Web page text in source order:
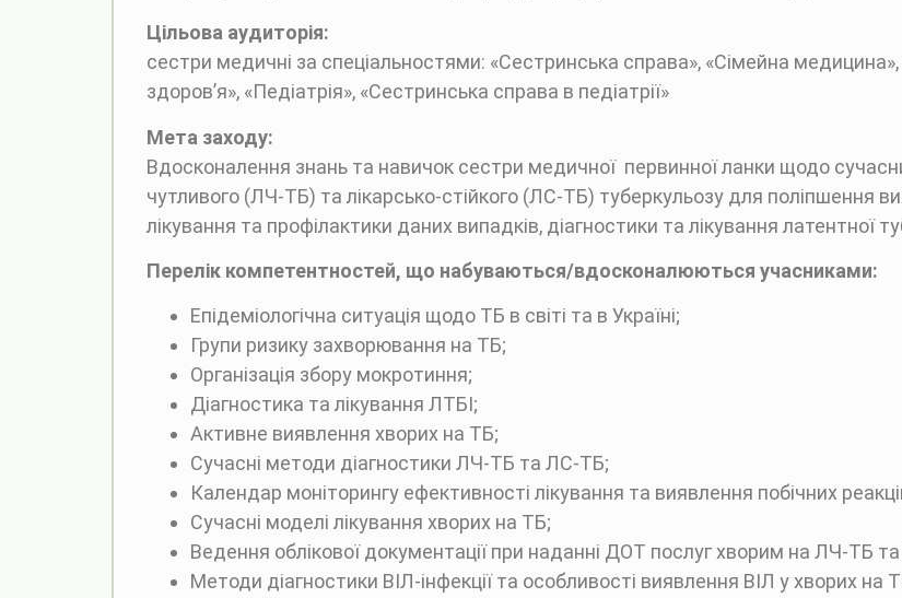
Цільова аудиторія:
сестри медичні за спеціальностями: «Сестринська справа», «Сімейна медицина»,
здоров’я», «Педіатрія», «Сестринська справа в педіатрії»
Мета заходу:
Вдосконалення знань та навичок сестри медичної первинної ланки щодо
чутливого (ЛЧ-ТБ) та лікарсько-стійкого (ЛС-ТБ) туберкульозу для поліпшення
лікування та профілактики даних випадків, діагностики та лікування латентної
Перелік компетентностей, що набуваються/вдосконалюються учасниками:
Епідеміологічна ситуація щодо ТБ в світі та в Україні;
Групи ризику захворювання на ТБ;
Організація збору мокротиння;
Діагностика та лікування ЛТБІ;
Активне виявлення хворих на ТБ;
Сучасні методи діагностики ЛЧ-ТБ та ЛС-ТБ;
Календар моніторингу ефективності лікування та виявлення побічних
Сучасні моделі лікування хворих на ТБ;
Ведення облікової документації при наданні ДОТ послуг хворим на ЛЧ-ТБ
Методи діагностики ВІЛ-інфекції та особливості виявлення ВІЛ у хворих на